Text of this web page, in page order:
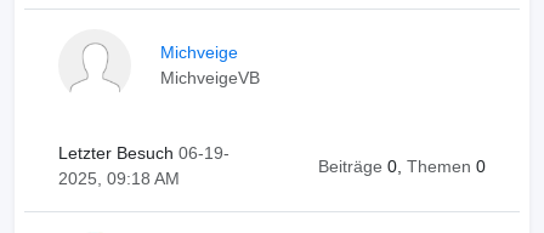
Michveige
MichveigeVB
Letzter Besuch 06-19-
2025, 09:18 AM
Beiträge 0, Themen 0